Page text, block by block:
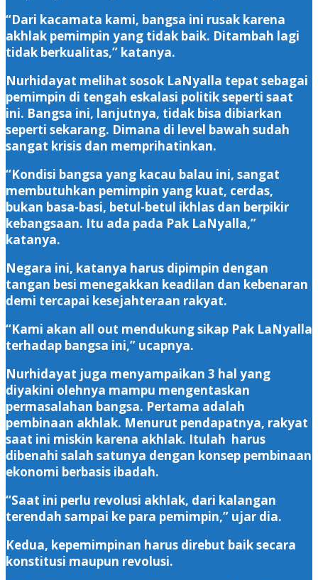
“Dari kacamata kami, bangsa ini rusak karena
akhlak pemimpin yang tidak baik. Ditambah lagi
tidak berkualitas,” katanya.
Nurhidayat melihat sosok LaNyalla tepat sebagai
pemimpin di tengah eskalasi politik seperti saat
ini. Bangsa ini, lanjutnya, tidak bisa dibiarkan
seperti sekarang. Dimana di level bawah sudah
sangat krisis dan memprihatinkan.
“Kondisi bangsa yang kacau balau ini, sangat
membutuhkan pemimpin yang kuat, cerdas,
bukan basa-basi, betul-betul ikhlas dan berpikir
kebangsaan. Itu ada pada Pak LaNyalla,”
katanya.
Negara ini, katanya harus dipimpin dengan
tangan besi menegakkan keadilan dan kebenaran
demi tercapai kesejahteraan rakyat.
“Kami akan all out mendukung sikap Pak LaNyalla
terhadap bangsa ini,” ucapnya.
Nurhidayat juga menyampaikan 3 hal yang
diyakini olehnya mampu mengentaskan
permasalahan bangsa. Pertama adalah
pembinaan akhlak. Menurut pendapatnya, rakyat
saat ini miskin karena akhlak. Itulah harus
dibenahi salah satunya dengan konsep pembinaan
ekonomi berbasis ibadah.
“Saat ini perlu revolusi akhlak, dari kalangan
terendah sampai ke para pemimpin,” ujar dia.
Kedua, kepemimpinan harus direbut baik secara
konstitusi maupun revolusi.